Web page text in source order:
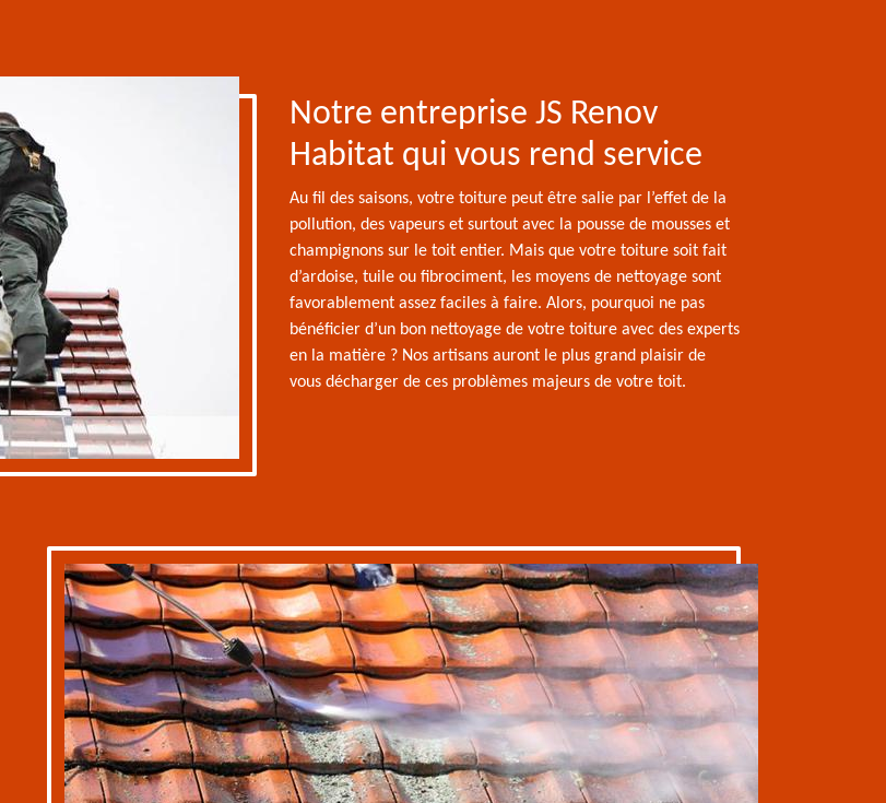
Notre entreprise JS Renov
Habitat qui vous rend service
Au fil des saisons, votre toiture peut être salie par l’effet de la
pollution, des vapeurs et surtout avec la pousse de mousses et
champignons sur le toit entier. Mais que votre toiture soit fait
d’ardoise, tuile ou fibrociment, les moyens de nettoyage sont
favorablement assez faciles à faire. Alors, pourquoi ne pas
bénéficier d’un bon nettoyage de votre toiture avec des experts
en la matière ? Nos artisans auront le plus grand plaisir de
vous décharger de ces problèmes majeurs de votre toit.